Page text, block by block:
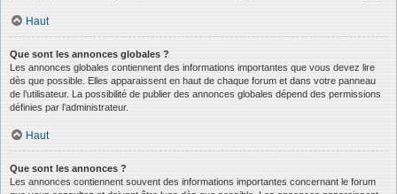
Haut
Que sont les annonces globales ?
Les annonces globales contiennent des informations importantes que vous devez lire
dès que possible. Elles apparaissent en haut de chaque forum et dans votre panneau
de l’utilisateur. La possibilité de publier des annonces globales dépend des permissions
définies par l’administrateur.
Haut
Que sont les annonces ?
Les annonces contiennent souvent des informations importantes concernant le forum